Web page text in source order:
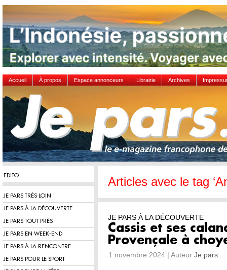
Accueil À propos Espace annonceurs Librairie Archives
EDITO
JE PARS TRÈS LOIN
JE PARS À LA DÉCOUVERTE
JE PARS TOUT PRÈS
JE PARS EN WEEK-END
JE PARS À LA RENCONTRE
JE PARS POUR LE SPORT
Articles avec le tag
JE PARS À LA DÉCOUVERTE
Cassis et ses
Provençale à
1 novembre 2024 | Auteur Je pars...